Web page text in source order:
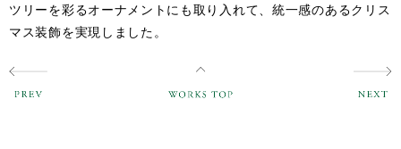
ツリーを彩るオーナメントにも取り入れて、統一感のあるクリス
マス装飾を実現しました。